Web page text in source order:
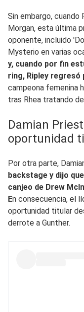
Sin embargo, cuando
Morgan, esta última
oponente, incluido
Mysterio en varias
y, cuando por fin
ring, Ripley
campeona femenina
tras Rhea tratando
Damian
oportunidad
Por otra parte,
backstage y dijo
canjeo de Drew
En consecuencia, el
oportunidad titular
derrote a Gunther.